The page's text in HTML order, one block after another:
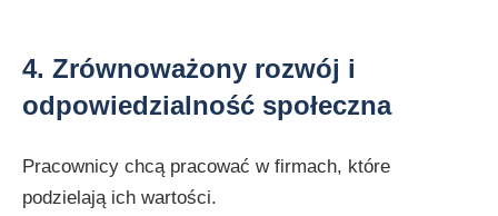
4. Zrównoważony rozwój i
odpowiedzialność społeczna
Pracownicy chcą pracować w firmach, które
podzielają ich wartości.